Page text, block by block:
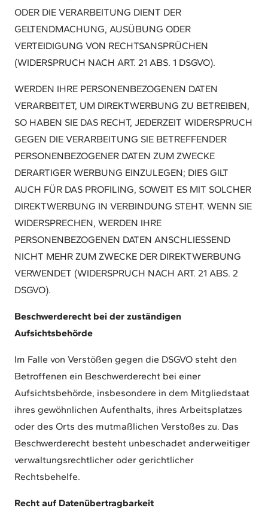
ODER DIE VERARBEITUNG DIENT DER
GELTENDMACHUNG, AUSÜBUNG ODER
VERTEIDIGUNG VON RECHTSANSPRÜCHEN
(WIDERSPRUCH NACH ART. 21 ABS. 1 DSGVO).
WERDEN IHRE PERSONENBEZOGENEN DATEN
VERARBEITET, UM DIREKTWERBUNG ZU BETREIBEN,
SO HABEN SIE DAS RECHT, JEDERZEIT WIDERSPRUCH
GEGEN DIE VERARBEITUNG SIE BETREFFENDER
PERSONENBEZOGENER DATEN ZUM ZWECKE
DERARTIGER WERBUNG EINZULEGEN; DIES GILT
AUCH FÜR DAS PROFILING, SOWEIT ES MIT SOLCHER
DIREKTWERBUNG IN VERBINDUNG STEHT. WENN SIE
WIDERSPRECHEN, WERDEN IHRE
PERSONENBEZOGENEN DATEN ANSCHLIESSEND
NICHT MEHR ZUM ZWECKE DER DIREKTWERBUNG
VERWENDET (WIDERSPRUCH NACH ART. 21 ABS. 2
DSGVO).
Beschwerderecht bei der zuständigen
Aufsichtsbehörde
Im Falle von Verstößen gegen die DSGVO steht den
Betroffenen ein Beschwerderecht bei einer
Aufsichtsbehörde, insbesondere in dem Mitgliedstaat
ihres gewöhnlichen Aufenthalts, ihres Arbeitsplatzes
oder des Orts des mutmaßlichen Verstoßes zu. Das
Beschwerderecht besteht unbeschadet anderweitiger
verwaltungsrechtlicher oder gerichtlicher
Rechtsbehelfe.
Recht auf Datenübertragbarkeit